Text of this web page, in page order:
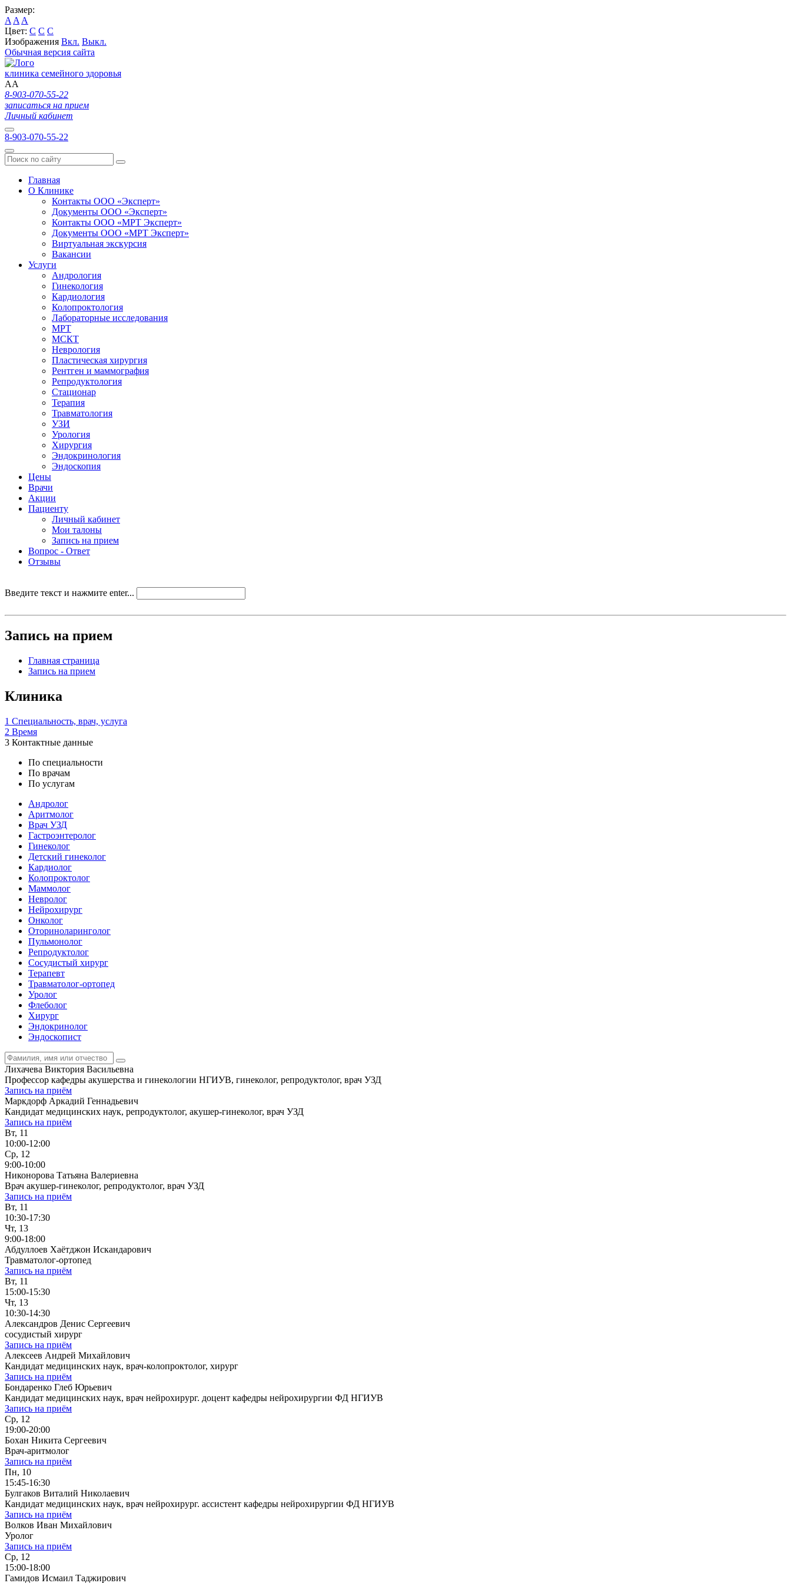
Размер:
A A A
Цвет: C C C
Изображения Вкл. Выкл.
Обычная версия сайта
клиника семейного здоровья
AA
8-903-070-55-22
записаться на прием
Личный кабинет
8-903-070-55-22
Главная
О Клинике
Контакты ООО «Эксперт»
Документы ООО «Эксперт»
Контакты ООО «МРТ Эксперт»
Документы ООО «МРТ Эксперт»
Виртуальная экскурсия
Вакансии
Услуги
Андрология
Гинекология
Кардиология
Колопроктология
Лабораторные исследования
МРТ
МСКТ
Неврология
Пластическая хирургия
Рентген и маммография
Репродуктология
Стационар
Терапия
Травматология
УЗИ
Урология
Хирургия
Эндокринология
Эндоскопия
Цены
Врачи
Акции
Пациенту
Личный кабинет
Мои талоны
Запись на прием
Вопрос - Ответ
Отзывы
Введите текст и нажмите enter...
Запись на прием
Главная страница
Запись на прием
Клиника
1 Специальность, врач, услуга
2 Время
3 Контактные данные
По специальности
По врачам
По услугам
Андролог
Аритмолог
Врач УЗД
Гастроэнтеролог
Гинеколог
Детский гинеколог
Кардиолог
Колопроктолог
Маммолог
Невролог
Нейрохирург
Онколог
Оториноларинголог
Пульмонолог
Репродуктолог
Сосудистый хирург
Терапевт
Травматолог-ортопед
Уролог
Флеболог
Хирург
Эндокринолог
Эндоскопист
Лихачева Виктория Васильевна
Профессор кафедры акушерства и гинекологии НГИУВ, гинеколог, репродуктолог, врач УЗД
Запись на приём
Маркдорф Аркадий Геннадьевич
Кандидат медицинских наук, репродуктолог, акушер-гинеколог, врач УЗД
Запись на приём
Вт, 11
10:00-12:00
Ср, 12
9:00-10:00
Никонорова Татьяна Валериевна
Врач акушер-гинеколог, репродуктолог, врач УЗД
Запись на приём
Вт, 11
10:30-17:30
Чт, 13
9:00-18:00
Абдуллоев Хаётджон Искандарович
Травматолог-ортопед
Запись на приём
Вт, 11
15:00-15:30
Чт, 13
10:30-14:30
Александров Денис Сергеевич
сосудистый хирург
Запись на приём
Алексеев Андрей Михайлович
Кандидат медицинских наук, врач-колопроктолог, хирург
Запись на приём
Бондаренко Глеб Юрьевич
Кандидат медицинских наук, врач нейрохирург. доцент кафедры нейрохирургии ФД НГИУВ
Запись на приём
Ср, 12
19:00-20:00
Бохан Никита Сергеевич
Врач-аритмолог
Запись на приём
Пн, 10
15:45-16:30
Булгаков Виталий Николаевич
Кандидат медицинских наук, врач нейрохирург. ассистент кафедры нейрохирургии ФД НГИУВ
Запись на приём
Волков Иван Михайлович
Уролог
Запись на приём
Ср, 12
15:00-18:00
Гамидов Исмаил Таджирович